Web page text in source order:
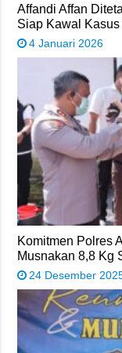
Affandi Affan
Siap Kawal
4 Januari 2026
Komitmen Polres
Musnakan 8,8 Kg
24 Desember